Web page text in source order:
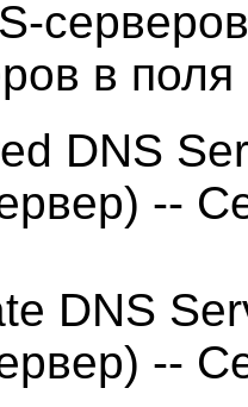
в поля
DNS
--
DNS
--